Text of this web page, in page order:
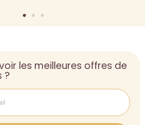
les meilleures offres de
?